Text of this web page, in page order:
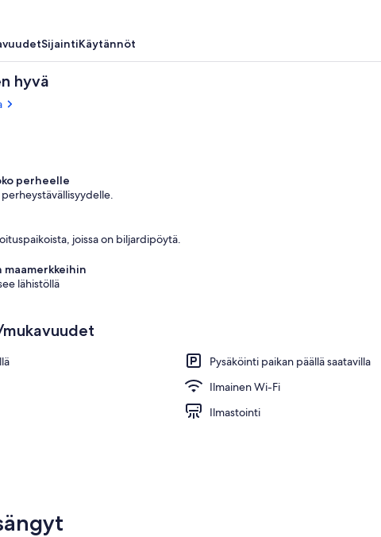
SijaintiKäytännöt
hyvä
perheelle
joissa on biljardipöytä.
lähistöllä
Pysäköinti paikan päällä saatavilla
Ilmainen Wi-Fi
Ilmastointi